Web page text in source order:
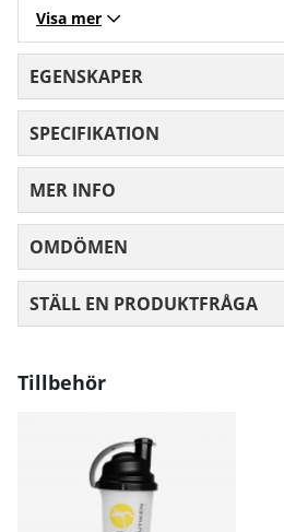
Visa mer
EGENSKAPER
SPECIFIKATION
MER INFO
OMDÖMEN
STÄLL EN PRODUKTFRÅGA
Tillbehör